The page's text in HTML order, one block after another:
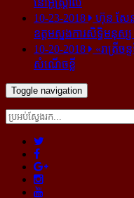
នៅ​អូស្ត្រាលី
10-23-2018
ហ៊ុន សែន
ឧត្តម​ស្នងការ​សិទ្ធិ​មនុស្
10-20-2018
«រាត្រីច
សំណើចខ្លី
Toggle navigation